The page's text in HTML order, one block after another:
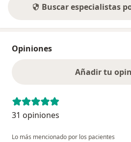
Buscar especialistas
Opiniones
Añadir tu
31 opiniones
Lo más mencionado por los pacientes